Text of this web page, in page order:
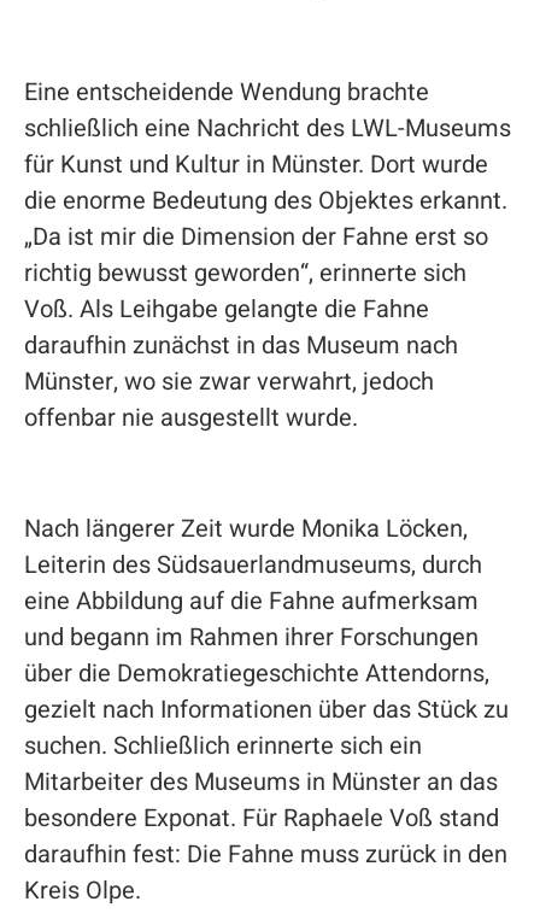
Eine entscheidende Wendung brachte
schließlich eine Nachricht des LWL-Museums
für Kunst und Kultur in Münster. Dort wurde
die enorme Bedeutung des Objektes erkannt.
„Da ist mir die Dimension der Fahne erst so
richtig bewusst geworden“, erinnerte sich
Voß. Als Leihgabe gelangte die Fahne
daraufhin zunächst in das Museum nach
Münster, wo sie zwar verwahrt, jedoch
offenbar nie ausgestellt wurde.
Nach längerer Zeit wurde Monika Löcken,
Leiterin des Südsauerlandmuseums, durch
eine Abbildung auf die Fahne aufmerksam
und begann im Rahmen ihrer Forschungen
über die Demokratiegeschichte Attendorns,
gezielt nach Informationen über das Stück zu
suchen. Schließlich erinnerte sich ein
Mitarbeiter des Museums in Münster an das
besondere Exponat. Für Raphaele Voß stand
daraufhin fest: Die Fahne muss zurück in den
Kreis Olpe.